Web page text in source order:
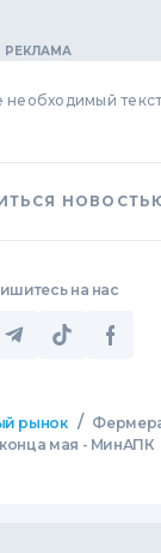
на нас
рынок /
мая - МинАПК